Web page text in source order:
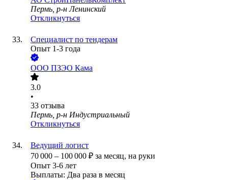
Пермь, р-н Ленинский
Откликнуться
Специалист по тендерам
Опыт 1-3 года
ООО ПЗЭО Кама
3.0
•
33 отзыва
Пермь, р-н Индустриальный
Откликнуться
Ведущий логист
70 000 – 100 000 ₽ за месяц, на руки
Опыт 3-6 лет
Выплаты: Два раза в месяц